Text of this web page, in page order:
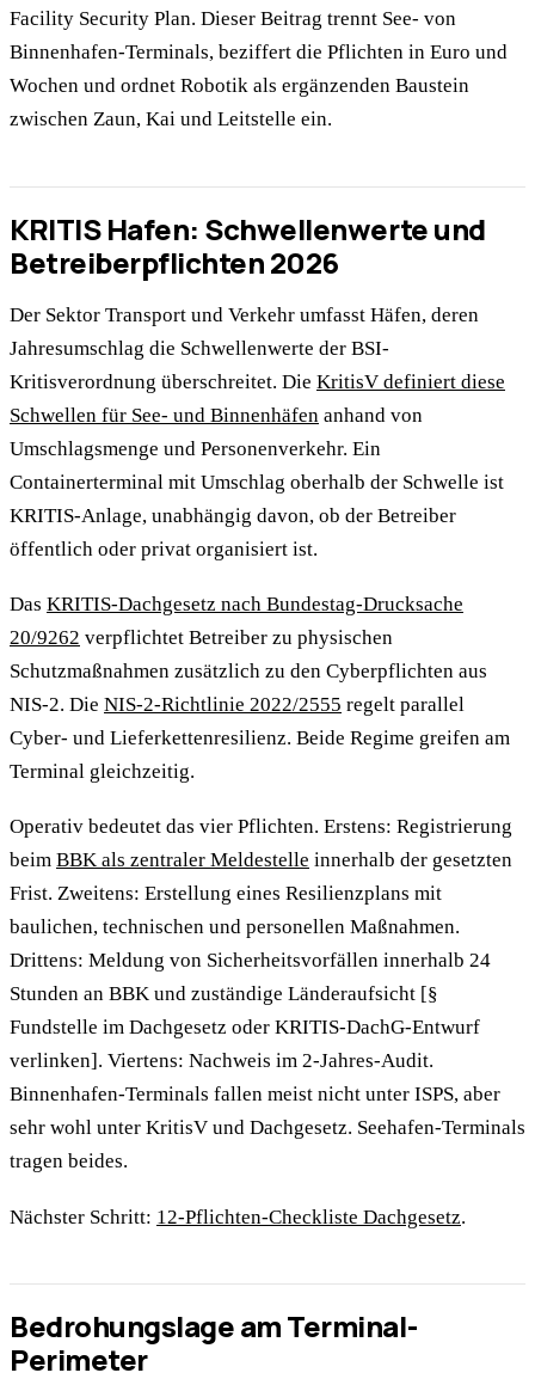
Facility Security Plan. Dieser Beitrag trennt See- von
Binnenhafen-Terminals, beziffert die Pflichten in Euro und
Wochen und ordnet Robotik als ergänzenden Baustein
zwischen Zaun, Kai und Leitstelle ein.
KRITIS Hafen: Schwellenwerte und
Betreiberpflichten 2026
Der Sektor Transport und Verkehr umfasst Häfen, deren
Jahresumschlag die Schwellenwerte der BSI-
Kritisverordnung überschreitet. Die KritisV definiert diese
Schwellen für See- und Binnenhäfen anhand von
Umschlagsmenge und Personenverkehr. Ein
Containerterminal mit Umschlag oberhalb der Schwelle ist
KRITIS-Anlage, unabhängig davon, ob der Betreiber
öffentlich oder privat organisiert ist.
Das KRITIS-Dachgesetz nach Bundestag-Drucksache
20/9262 verpflichtet Betreiber zu physischen
Schutzmaßnahmen zusätzlich zu den Cyberpflichten aus
NIS-2. Die NIS-2-Richtlinie 2022/2555 regelt parallel
Cyber- und Lieferkettenresilienz. Beide Regime greifen am
Terminal gleichzeitig.
Operativ bedeutet das vier Pflichten. Erstens: Registrierung
beim BBK als zentraler Meldestelle innerhalb der gesetzten
Frist. Zweitens: Erstellung eines Resilienzplans mit
baulichen, technischen und personellen Maßnahmen.
Drittens: Meldung von Sicherheitsvorfällen innerhalb 24
Stunden an BBK und zuständige Länderaufsicht [§
Fundstelle im Dachgesetz oder KRITIS-DachG-Entwurf
verlinken]. Viertens: Nachweis im 2-Jahres-Audit.
Binnenhafen-Terminals fallen meist nicht unter ISPS, aber
sehr wohl unter KritisV und Dachgesetz. Seehafen-Terminals
tragen beides.
Nächster Schritt: 12-Pflichten-Checkliste Dachgesetz.
Bedrohungslage am Terminal-
Perimeter